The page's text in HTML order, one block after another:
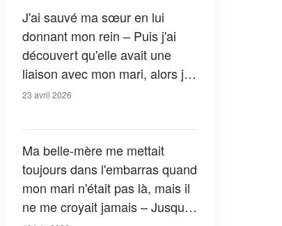
J'ai sauvé ma sœur en lui
donnant mon rein – Puis j'ai
découvert qu'elle avait une
liaison avec mon mari, alors je
les ai invités à un dîner qu'ils
23 avril 2026
Ma belle-mère me mettait
toujours dans l'embarras quand
mon mari n'était pas là, mais il
ne me croyait jamais – Jusqu'à